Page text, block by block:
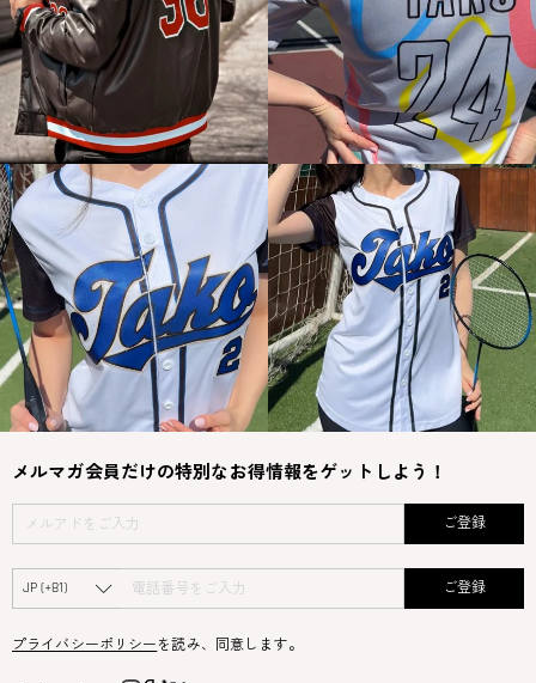
メルマガ会員だけの特別なお得情報をゲットしよう！
ご登録
ご登録
プライバシーポリシー を読み、同意します。